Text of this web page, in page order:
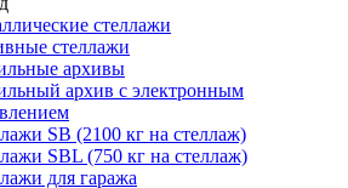
стеллажи
стеллажи
архивы
архив с электронным
SB (2100 кг на стеллаж)
SBL (750 кг на стеллаж)
для гаража